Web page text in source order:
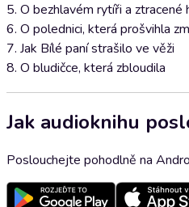
5. O bezhlavém rytíři a ztracené
6. O polednici, která prošvihla
7. Jak Bílé paní strašilo ve věži
8. O bludičce, která zbloudila
Jak audioknihu
Poslouchejte pohodlně na